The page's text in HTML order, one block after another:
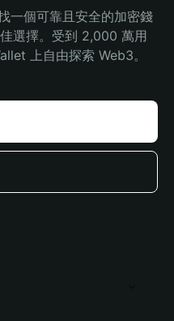
一個可靠且安全的加密錢
選擇。受到 2,000 萬用
上自由探索 Web3。